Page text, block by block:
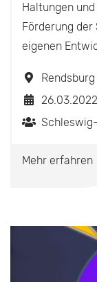
Haltungen
Förderung
eigenen
Rendsburg
26.03.2022
Mehr erfahren